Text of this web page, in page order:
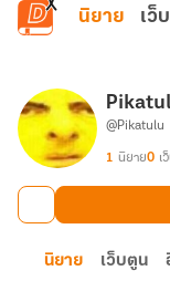
ข้ามไปยังเนื้อหาหลัก
นิยาย เว็
@Pikatulu
1 นิยาย0 เ
นิยาย เว็บตูน